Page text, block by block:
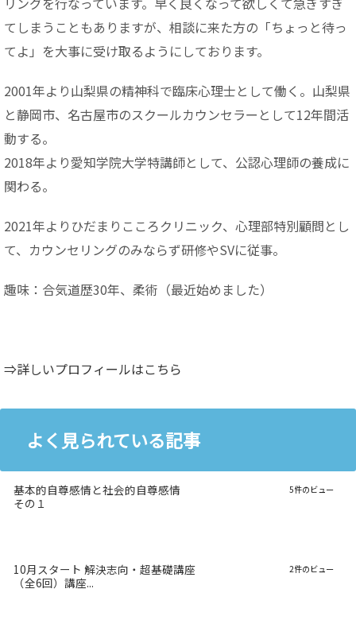
てしまうこともありますが、相談に来た方の「ちょっと待っ
てよ」を大事に受け取るようにしております。
2001年より山梨県の精神科で臨床心理士として働く。山梨県
と静岡市、名古屋市のスクールカウンセラーとして12年間活
動する。
2018年より愛知学院大学特講師として、公認心理師の養成に
関わる。
2021年よりひだまりこころクリニック、心理部特別顧問とし
て、カウンセリングのみならず研修やSVに従事。
趣味：合気道歴30年、柔術（最近始めました）
⇒詳しいプロフィールはこちら
よく見られている記事
基本的自尊感情と社会的自尊感情
その１
5件のビュー
10月スタート 解決志向・超基礎講座
（全6回）講座...
2件のビュー